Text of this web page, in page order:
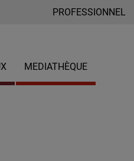
PROFESSIONNEL
MEDIATHÈQUE